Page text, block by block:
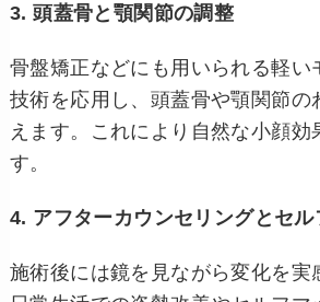
3. 頭蓋骨と顎関節の調整
骨盤矯正などにも用いられる軽い
技術を応用し、頭蓋骨や顎関節の
えます。これにより自然な小顔効
す。
4. アフターカウンセリングとセル
施術後には鏡を見ながら変化を実